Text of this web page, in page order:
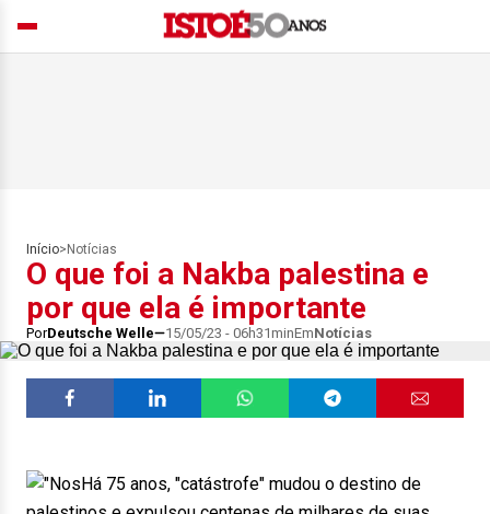
Início> Notícias
O que foi a Nakba palestina e
por que ela é importante
PorDeutsche Welle 15/05/23 - 06h31minEmNotícias
Há 75 anos, "catástrofe" mudou o destino de